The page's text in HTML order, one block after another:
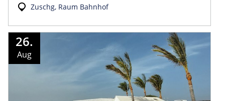
Zuschg, Raum Bahnhof
26.
Aug